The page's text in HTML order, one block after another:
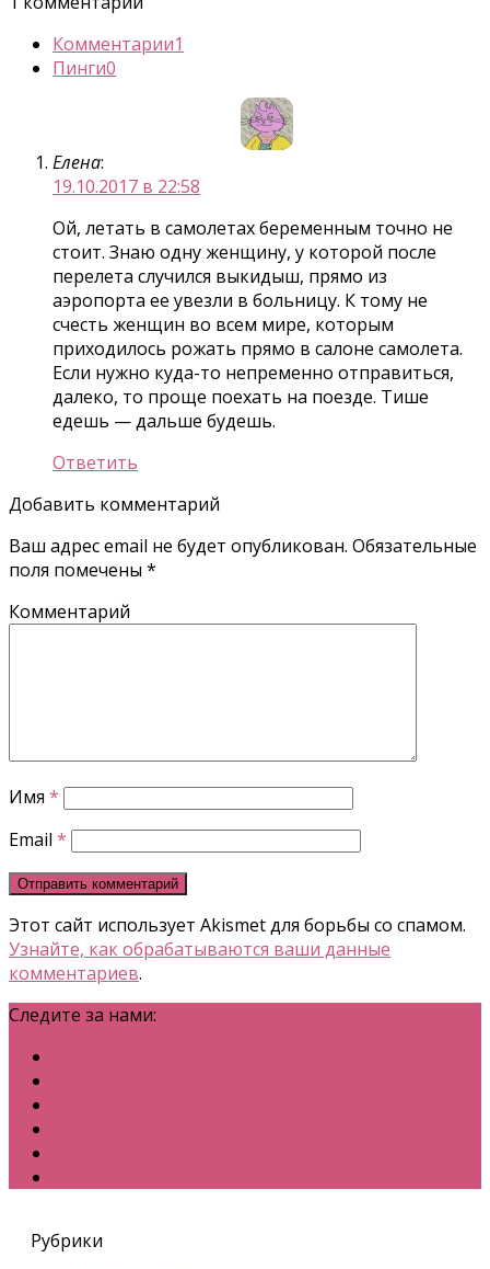
Комментарии1
Пинги0
Елена:
19.10.2017 в 22:58
Ой, летать в самолетах беременным точно не
стоит. Знаю одну женщину, у которой после
перелета случился выкидыш, прямо из
аэропорта ее увезли в больницу. К тому не
счесть женщин во всем мире, которым
приходилось рожать прямо в салоне самолета.
Если нужно куда-то непременно отправиться,
далеко, то проще поехать на поезде. Тише
едешь — дальше будешь.
Ответить
Добавить комментарий
Ваш адрес email не будет опубликован. Обязательные
поля помечены *
Комментарий
Имя *
Email *
Этот сайт использует Akismet для борьбы со спамом.
Узнайте, как обрабатываются ваши данные
комментариев.
Следите за нами:
Рубрики